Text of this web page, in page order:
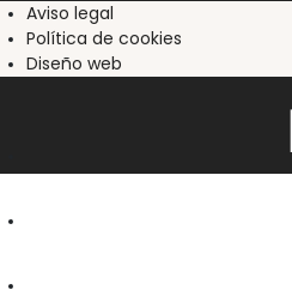
Aviso legal
Política de cookies
Diseño web